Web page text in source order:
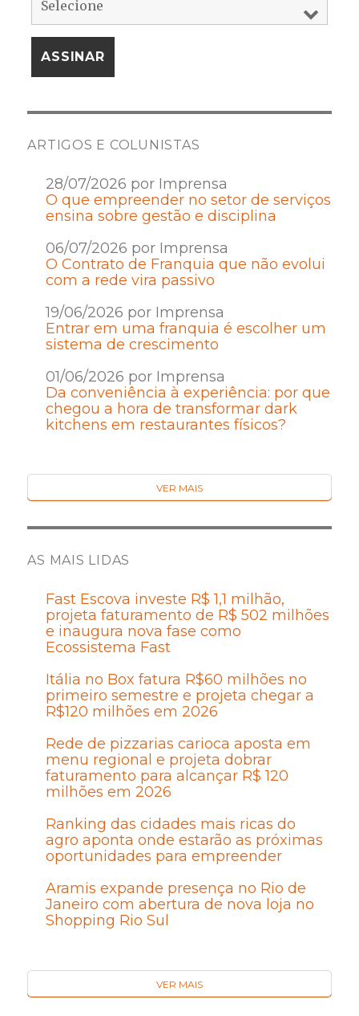
ARTIGOS E COLUNISTAS
28/07/2026 por Imprensa
O que empreender no setor de serviços
ensina sobre gestão e disciplina
06/07/2026 por Imprensa
O Contrato de Franquia que não evolui
com a rede vira passivo
19/06/2026 por Imprensa
Entrar em uma franquia é escolher um
sistema de crescimento
01/06/2026 por Imprensa
Da conveniência à experiência: por que
chegou a hora de transformar dark
kitchens em restaurantes físicos?
VER MAIS
AS MAIS LIDAS
Fast Escova investe R$ 1,1 milhão,
projeta faturamento de R$ 502 milhões
e inaugura nova fase como
Ecossistema Fast
Itália no Box fatura R$60 milhões no
primeiro semestre e projeta chegar a
R$120 milhões em 2026
Rede de pizzarias carioca aposta em
menu regional e projeta dobrar
faturamento para alcançar R$ 120
milhões em 2026
Ranking das cidades mais ricas do
agro aponta onde estarão as próximas
oportunidades para empreender
Aramis expande presença no Rio de
Janeiro com abertura de nova loja no
Shopping Rio Sul
VER MAIS